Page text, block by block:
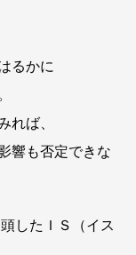
るかに
れば、
響も否定できな
したＩＳ（イス